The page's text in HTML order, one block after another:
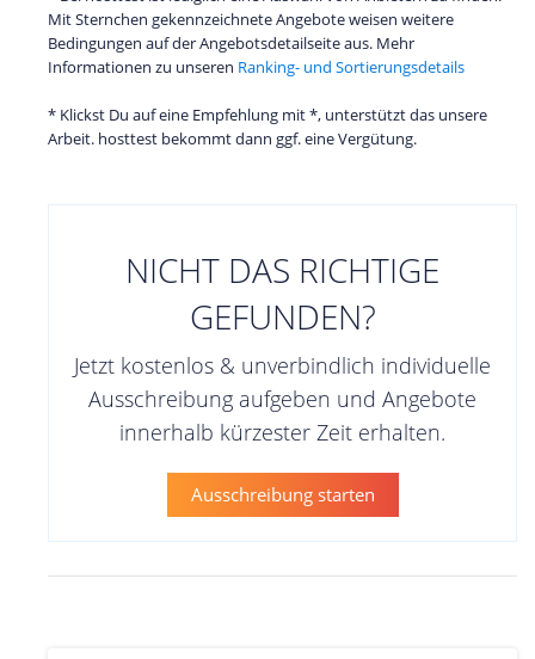
Mit Sternchen gekennzeichnete Angebote weisen weitere
Bedingungen auf der Angebotsdetailseite aus. Mehr
Informationen zu unseren Ranking- und Sortierungsdetails
* Klickst Du auf eine Empfehlung mit *, unterstützt das unsere
Arbeit. hosttest bekommt dann ggf. eine Vergütung.
NICHT DAS RICHTIGE
GEFUNDEN?
Jetzt kostenlos & unverbindlich individuelle
Ausschreibung aufgeben und Angebote
innerhalb kürzester Zeit erhalten.
Ausschreibung starten